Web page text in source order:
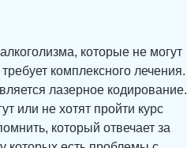
которые не могут
комплексного лечения.
лазерное кодирование.
или не хотят пройти курс
который отвечает за